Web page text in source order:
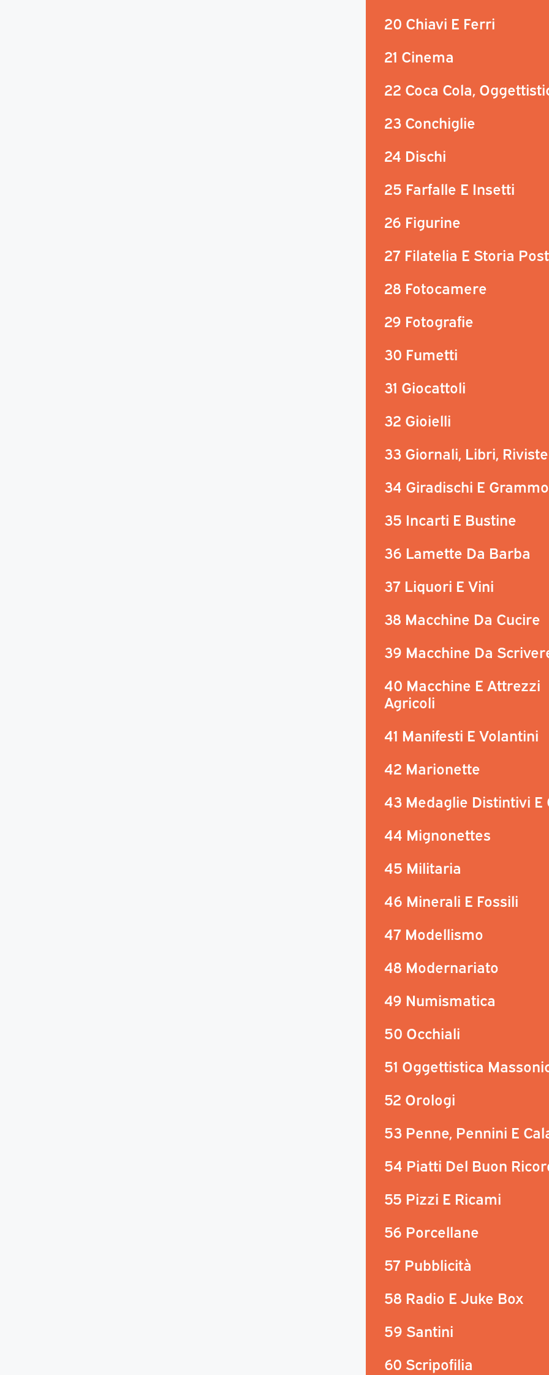
20 Chiavi E Ferri
21 Cinema
22 Coca Cola,
23 Conchiglie
24 Dischi
25 Farfalle E Insetti
26 Figurine
27 Filatelia E Storia
28 Fotocamere
29 Fotografie
30 Fumetti
31 Giocattoli
32 Gioielli
33 Giornali, Libri, Riviste
34 Giradischi E
35 Incarti E Bustine
36 Lamette Da Barba
37 Liquori E Vini
38 Macchine Da Cucire
39 Macchine Da
40 Macchine E Attrezzi
Agricoli
41 Manifesti E Volantini
42 Marionette
43 Medaglie Distintivi E
44 Mignonettes
45 Militaria
46 Minerali E Fossili
47 Modellismo
48 Modernariato
49 Numismatica
50 Occhiali
51 Oggettistica
52 Orologi
53 Penne, Pennini E
54 Piatti Del Buon
55 Pizzi E Ricami
56 Porcellane
57 Pubblicità
58 Radio E Juke Box
59 Santini
60 Scripofilia